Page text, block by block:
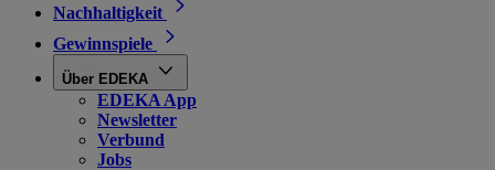
Nachhaltigkeit
Gewinnspiele
Über EDEKA
EDEKA App
Newsletter
Verbund
Jobs